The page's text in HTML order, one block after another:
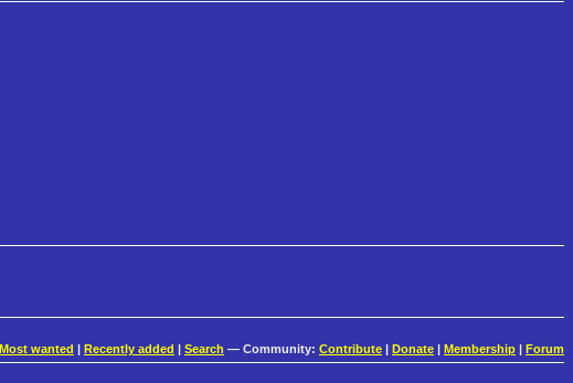
Most wanted Recently added Search — Community: Contribute Donate Membership Forum